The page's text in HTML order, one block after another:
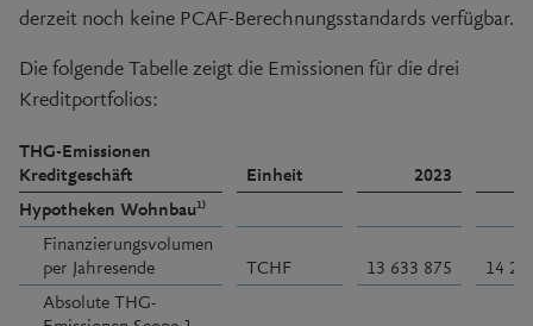
derzeit noch keine PCAF-Berechnungsstandards verfügbar.
Die folgende Tabelle zeigt die Emissionen für die drei
Kreditportfolios:
THG-Emissionen
Kreditgeschäft
Einheit
2023
Hypotheken Wohnbau1)
Finanzierungsvolumen
per Jahresende
TCHF 13 633 875
14
Absolute THG-